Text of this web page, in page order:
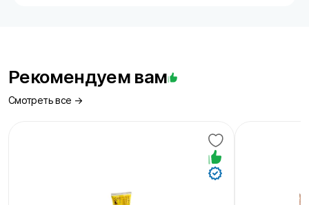
Рекомендуем вам
Смотреть все →